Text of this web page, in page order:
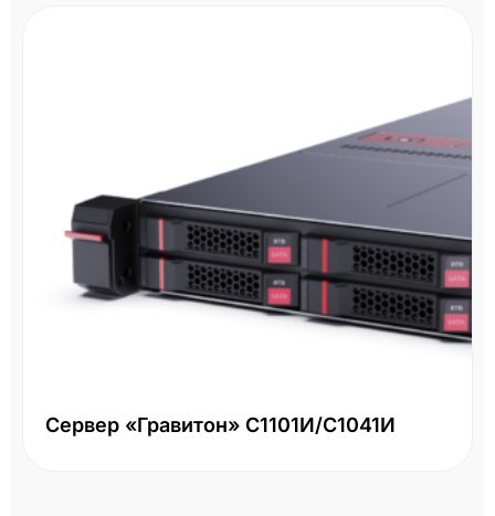
Сервер «Гравитон» С1101И/С1041И